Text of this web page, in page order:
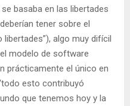
basaba en las libertades
tener sobre el
algo muy difícil
modelo de software
prácticamente el único en
esto contribuyó
que tenemos hoy y la